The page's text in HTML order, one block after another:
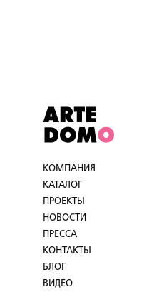
КОМПАНИЯ
КАТАЛОГ
ПРОЕКТЫ
НОВОСТИ
ПРЕССА
КОНТАКТЫ
БЛОГ
ВИДЕО